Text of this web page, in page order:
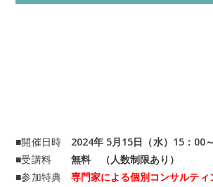
■開催日時 2024年 5月15日（水）15：00
■受講料
無料 （人数制限あり）
■参加特典 専門家による個別コンサルティ